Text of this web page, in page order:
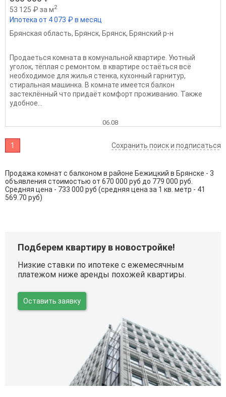
53 125 ₽ за м2
Ипотека от 4 073 ₽ в месяц
Брянская область, Брянск, Брянск, Брянский р-н
Продаеться комната в комунальной квартире. Уютный
уголок, тёплая с ремонтом. в квартире остаёться всё
необходимое для жилья стенка, кухонный гарнитур,
стиральная машинка. В комнате имеется балкон
застеклённый что придаёт комфорт проживанию. Также
удобное...
06.08
1 Сохранить поиск и подписаться
Продажа комнат с балконом в районе Бежицкий в Брянске - 3
объявления стоимостью от 670 000 руб до 779 000 руб.
Средняя цена - 733 000 руб (средняя цена за 1 кв. метр - 41
569.70 руб)
Подберем квартиру в новостройке!
Низкие ставки по ипотеке с ежемесячным
платежом ниже аренды похожей квартиры.
Оставить заявку